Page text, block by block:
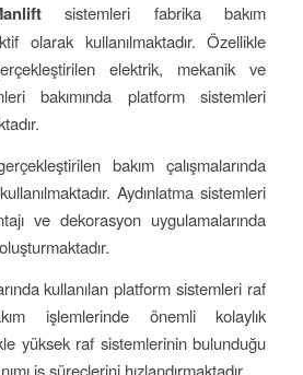
sistemleri fabrika bakım
olarak kullanılmaktadır. Özellikle
elektrik, mekanik ve
bakımında platform sistemleri
bakım çalışmalarında
Aydınlatma sistemleri
ve dekorasyon uygulamalarında
kullanılan platform sistemleri raf
işlemlerinde önemli kolaylık
yüksek raf sistemlerinin bulunduğu
iş süreçlerini hızlandırmaktadır.